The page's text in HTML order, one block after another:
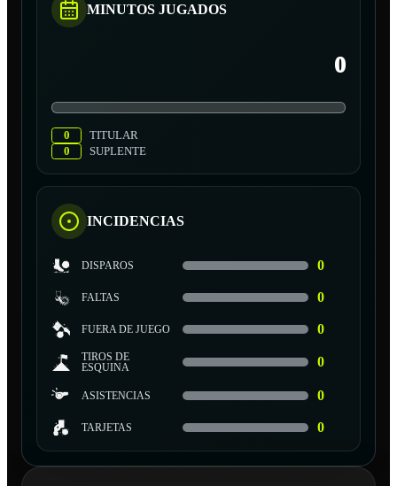
MINUTOS JUGADOS
0
0
TITULAR
0
SUPLENTE
INCIDENCIAS
DISPAROS 0
FALTAS 0
FUERA DE JUEGO 0
TIROS DE
ESQUINA
0
ASISTENCIAS 0
TARJETAS 0